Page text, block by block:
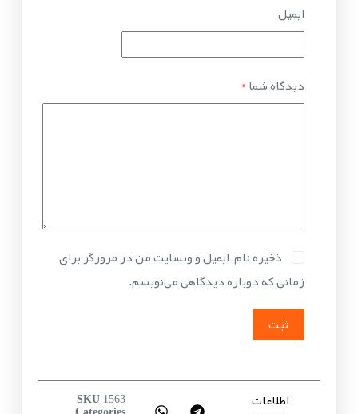
ایمیل
دیدگاه شما*
ذخیره نام، ایمیل و وبسایت من در مرورگر برای
زمانی که دوباره دیدگاهی می‌نویسم.
ثبت
اطلاعات SKU 1563